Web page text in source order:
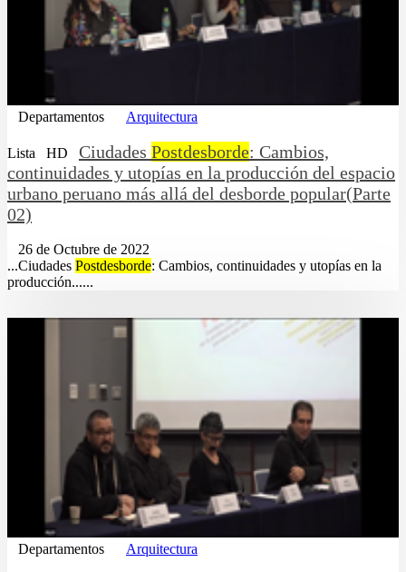
Departamentos Arquitectura
Lista HD Ciudades Postdesborde: Cambios,
continuidades y utopías en la producción del espacio
urbano peruano más allá del desborde popular(Parte
02)
26 de Octubre de 2022
...Ciudades Postdesborde: Cambios, continuidades y utopías en la
producción......
Departamentos Arquitectura